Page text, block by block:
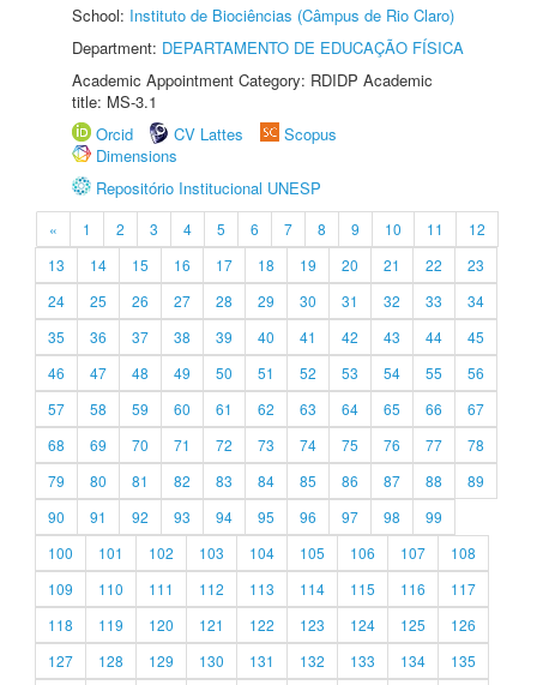
School: Instituto de Biociências (Câmpus de Rio Claro)
Department: DEPARTAMENTO DE EDUCAÇÃO FÍSICA
Academic Appointment Category: RDIDP Academic
title: MS-3.1
Orcid
CV Lattes
Scopus
Dimensions
Repositório Institucional UNESP
« 1 2 3 4 5 6 7 8 9 10 11
12
13
14 15 16 17 18 19 20 21 22
23
24
25 26 27 28 29 30 31 32 33
34
35
36 37 38 39 40 41 42 43 44
45
46
47 48 49 50 51 52 53 54 55
56
57
58 59 60 61 62 63 64 65 66
67
68
69 70 71 72 73 74 75 76 77
78
79
80 81 82 83 84 85 86 87 88
89
90
91 92 93 94 95 96 97 98
99
100
101 102 103 104 105 106 107
108
109
110 111 112 113 114 115 116
117
118
119 120 121 122 123 124 125
126
127
128 129 130 131 132 133 134
135